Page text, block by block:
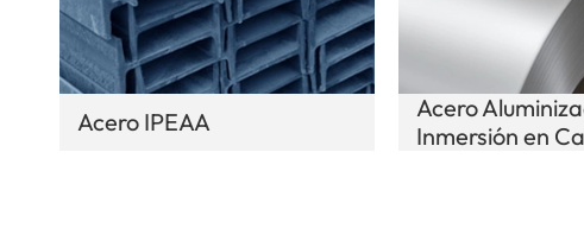
Acero IPEAA
Acero
Inmersión en